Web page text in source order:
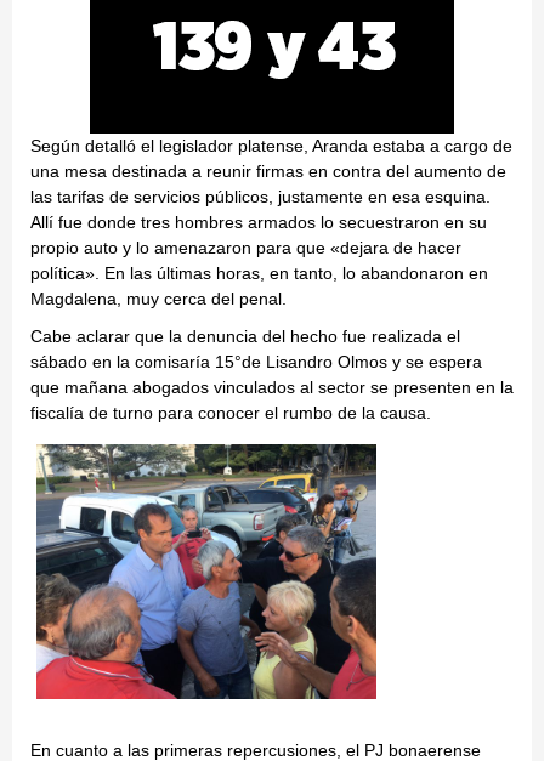
Según detalló el legislador platense, Aranda estaba a cargo de
una mesa destinada a reunir firmas en contra del aumento de
las tarifas de servicios públicos, justamente en esa esquina.
Allí fue donde tres hombres armados lo secuestraron en su
propio auto y lo amenazaron para que «dejara de hacer
política». En las últimas horas, en tanto, lo abandonaron en
Magdalena, muy cerca del penal.
Cabe aclarar que la denuncia del hecho fue realizada el
sábado en la comisaría 15°de Lisandro Olmos y se espera
que mañana abogados vinculados al sector se presenten en la
fiscalía de turno para conocer el rumbo de la causa.
En cuanto a las primeras repercusiones, el PJ bonaerense